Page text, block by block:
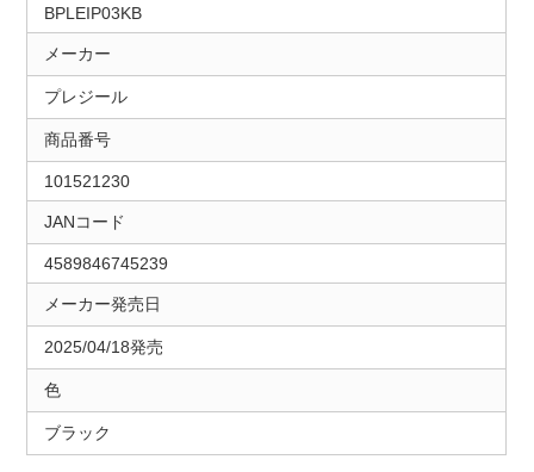
BPLEIP03KB
メーカー
プレジール
商品番号
101521230
JANコード
4589846745239
メーカー発売日
2025/04/18発売
色
ブラック